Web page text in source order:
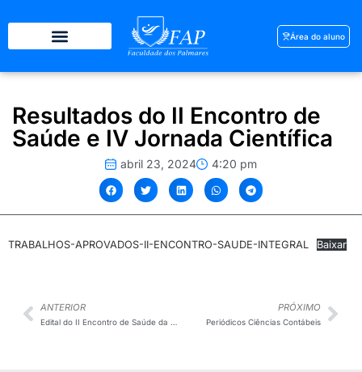
Área do aluno
Resultados do II Encontro de
Saúde e IV Jornada Científica
abril 23, 2024 4:20 pm
TRABALHOS-APROVADOS-II-ENCONTRO-SAUDE-INTEGRAL Baixar
ANTERIOR PRÓXIMO
Periódicos Ciências Contábeis